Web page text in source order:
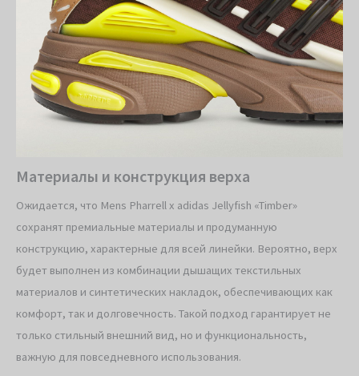
Материалы и конструкция верха
Ожидается, что Mens Pharrell x adidas Jellyfish «Timber»
сохранят премиальные материалы и продуманную
конструкцию, характерные для всей линейки. Вероятно, верх
будет выполнен из комбинации дышащих текстильных
материалов и синтетических накладок, обеспечивающих как
комфорт, так и долговечность. Такой подход гарантирует не
только стильный внешний вид, но и функциональность,
важную для повседневного использования.